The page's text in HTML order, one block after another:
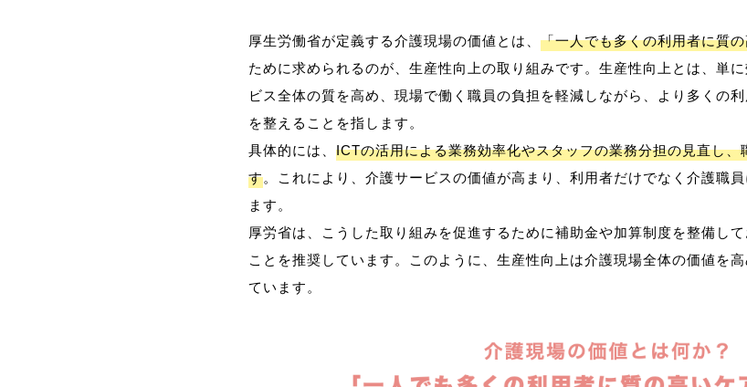
厚生労働省が定義する介護現場の価値とは、 「一人でも多くの利用者に質
ために求められるのが、生産性向上の取り組みです。生産性向上とは、単
ビス全体の質を高め、現場で働く職員の負担を軽減しながら、より多くの
を整えることを指します。
具体的には、 ICTの活用による業務効率化やスタッフの業務分担の見直し
す。これにより、介護サービスの価値が高まり、利用者だけでなく介護職
ます。
厚労省は、こうした取り組みを促進するために補助金や加算制度を整備し
ことを推奨しています。このように、生産性向上は介護現場全体の価値を